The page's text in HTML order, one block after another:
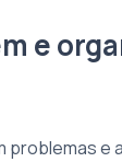
e
problemas e